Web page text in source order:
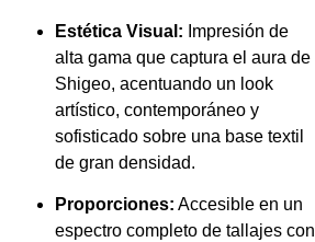
Estética Visual: Impresión de
alta gama que captura el aura de
Shigeo, acentuando un look
artístico, contemporáneo y
sofisticado sobre una base textil
de gran densidad.
Proporciones: Accesible en un
espectro completo de tallajes con